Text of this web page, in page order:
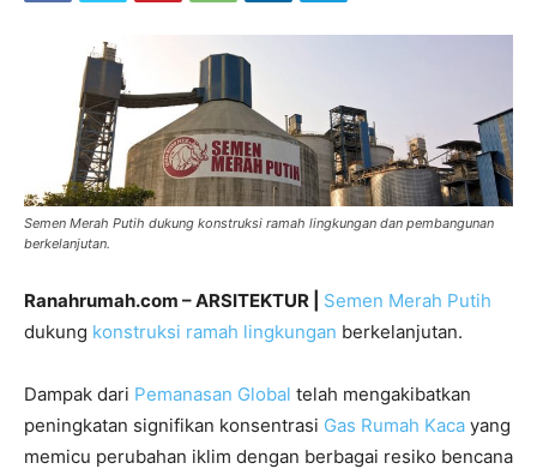
Semen Merah Putih dukung konstruksi ramah lingkungan dan pembangunan
berkelanjutan.
Ranahrumah.com – ARSITEKTUR | Semen Merah Putih
dukung konstruksi ramah lingkungan berkelanjutan.
Dampak dari Pemanasan Global telah mengakibatkan
peningkatan signifikan konsentrasi Gas Rumah Kaca yang
memicu perubahan iklim dengan berbagai resiko bencana